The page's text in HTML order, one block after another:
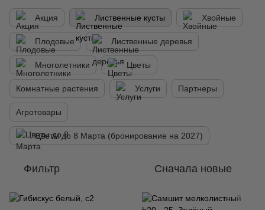
Акция Лиственные кусты Хвойные
Плодовые Лиственные деревья
Многолетники Цветы
Комнатные растения Услуги Партнеры
Агротовары
Цветы до 8 Марта (бронирование на 2027)
Фильтр Сначала новые